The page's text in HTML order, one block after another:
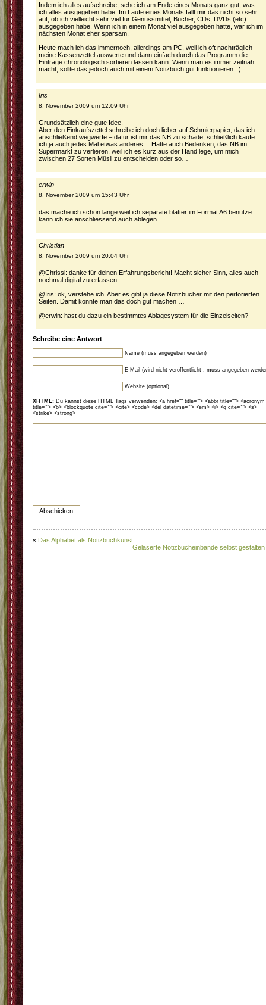
Indem ich alles aufschreibe, sehe ich am Ende eines Monats ganz gut, was
ich alles ausgegeben habe. Im Laufe eines Monats fällt mir das nicht so sehr
auf, ob ich vielleicht sehr viel für Genussmittel, Bücher, CDs, DVDs (etc)
ausgegeben habe. Wenn ich in einem Monat viel ausgegeben hatte, war ich im
nächsten Monat eher sparsam.
Heute mach ich das immernoch, allerdings am PC, weil ich oft nachträglich
meine Kassenzettel auswerte und dann einfach durch das Programm die
Einträge chronologisch sortieren lassen kann. Wenn man es immer zeitnah
macht, sollte das jedoch auch mit einem Notizbuch gut funktionieren. :)
Iris
8. November 2009 um 12:09 Uhr
Grundsätzlich eine gute Idee.
Aber den Einkaufszettel schreibe ich doch lieber auf Schmierpapier, das ich
anschließend wegwerfe – dafür ist mir das NB zu schade; schließlich kaufe
ich ja auch jedes Mal etwas anderes… Hätte auch Bedenken, das NB im
Supermarkt zu verlieren, weil ich es kurz aus der Hand lege, um mich
zwischen 27 Sorten Müsli zu entscheiden oder so…
erwin
8. November 2009 um 15:43 Uhr
das mache ich schon lange.weil ich separate blätter im Format A6 benutze
kann ich sie anschliessend auch ablegen
Christian
8. November 2009 um 20:04 Uhr
@Chrissi: danke für deinen Erfahrungsbericht! Macht sicher Sinn, alles auch
nochmal digital zu erfassen.
@Iris: ok, verstehe ich. Aber es gibt ja diese Notizbücher mit den perforierten
Seiten. Damit könnte man das doch gut machen …
@erwin: hast du dazu ein bestimmtes Ablagesystem für die Einzelseiten?
Schreibe eine Antwort
Name (muss angegeben werden)
E-Mail (wird nicht veröffentlicht , muss angegeben
Website (optional)
XHTML: Du kannst diese HTML Tags verwenden: <a href="" title=""> <abbr title=""> <acronym
title=""> <b> <blockquote cite=""> <cite> <code> <del datetime=""> <em> <i> <q cite=""> <s>
<strike> <strong>
« Das Alphabet als Notizbuchkunst
Gelaserte Notizbucheinbände selbst gestalten